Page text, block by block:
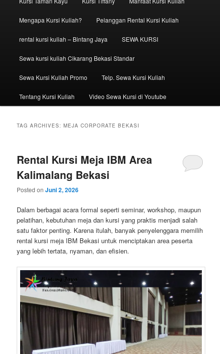
Mengapa Kursi Kuliah? Pelanggan Rental Kursi Kuliah
rental kursi kuliah – Bintang Jaya SEWA KURSI
Sewa kursi kuliah Cikarang Bekasi Standar
Sewa Kursi Kuliah Promo Telp. Sewa Kursi Kuliah
Tentang Kursi Kuliah Video Sewa Kursi di Youtube
TAG ARCHIVES:MEJA CORPORATE BEKASI
Rental Kursi Meja IBM Area
Kalimalang Bekasi
Posted onJuni 2, 2026
Dalam berbagai acara formal seperti seminar, workshop, maupun
pelatihan, kebutuhan meja dan kursi yang praktis menjadi salah
satu faktor penting. Karena itulah, banyak penyelenggara memilih
rental kursi meja IBM Bekasi untuk menciptakan area peserta
yang lebih tertata, nyaman, dan efisien.